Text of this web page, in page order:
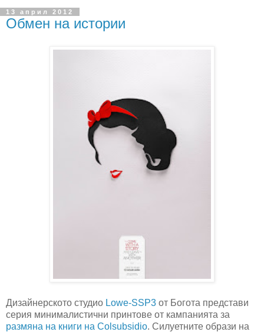
13 април 2012
Обмен на истории
Дизайнерското студио Lowe-SSP3 от Богота представи
серия минималистични принтове от кампанията за
размяна на книги на Colsubsidio. Силуетните образи на